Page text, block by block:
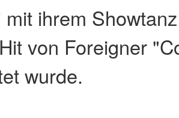
mit ihrem
von Foreigner
wurde.